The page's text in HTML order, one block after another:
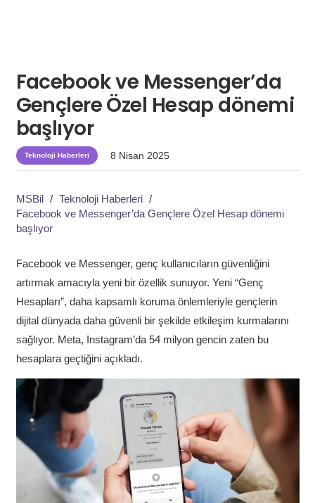
Facebook ve Messenger’da
Gençlere Özel Hesap dönemi
başlıyor
Teknoloji Haberleri 8 Nisan 2025
MSBil / Teknoloji Haberleri /
Facebook ve Messenger’da Gençlere Özel Hesap dönemi
başlıyor
Facebook ve Messenger, genç kullanıcıların güvenliğini
artırmak amacıyla yeni bir özellik sunuyor. Yeni “Genç
Hesapları”, daha kapsamlı koruma önlemleriyle gençlerin
dijital dünyada daha güvenli bir şekilde etkileşim kurmalarını
sağlıyor. Meta, Instagram’da 54 milyon gencin zaten bu
hesaplara geçtiğini açıkladı.